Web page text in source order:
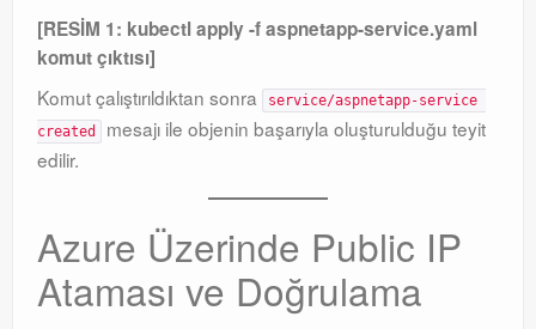
[RESİM 1: kubectl apply -f aspnetapp-service.yaml
komut çıktısı]
Komut çalıştırıldıktan sonra
service/aspnetapp-service
created
mesajı ile objenin başarıyla oluşturulduğu teyit
edilir.
Azure Üzerinde Public IP
Ataması ve Doğrulama